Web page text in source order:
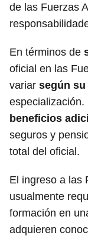
de las Fuerzas
En términos de
oficial en las
variar según
beneficios
seguros y
total del oficial.
El ingreso a las
usualmente
formación en
adquieren